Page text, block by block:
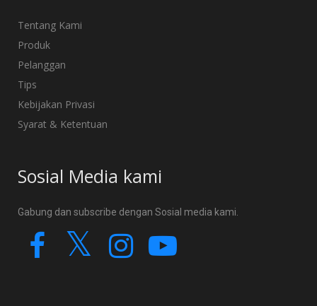
Tentang Kami
Produk
Pelanggan
Tips
Kebijakan Privasi
Syarat & Ketentuan
Sosial Media kami
Gabung dan subscribe dengan Sosial media kami.